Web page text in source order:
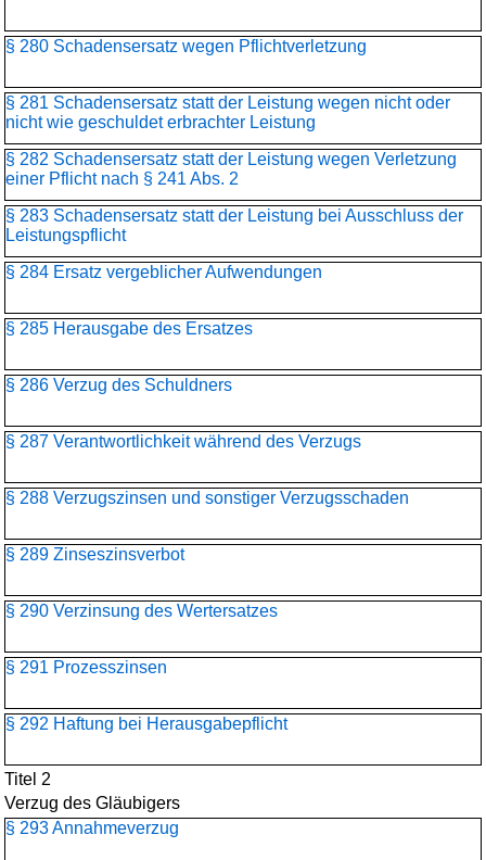
§ 280 Schadensersatz wegen Pflichtverletzung
§ 281 Schadensersatz statt der Leistung wegen nicht oder
nicht wie geschuldet erbrachter Leistung
§ 282 Schadensersatz statt der Leistung wegen Verletzung
einer Pflicht nach § 241 Abs. 2
§ 283 Schadensersatz statt der Leistung bei Ausschluss der
Leistungspflicht
§ 284 Ersatz vergeblicher Aufwendungen
§ 285 Herausgabe des Ersatzes
§ 286 Verzug des Schuldners
§ 287 Verantwortlichkeit während des Verzugs
§ 288 Verzugszinsen und sonstiger Verzugsschaden
§ 289 Zinseszinsverbot
§ 290 Verzinsung des Wertersatzes
§ 291 Prozesszinsen
§ 292 Haftung bei Herausgabepflicht
Titel 2
Verzug des Gläubigers
§ 293 Annahmeverzug